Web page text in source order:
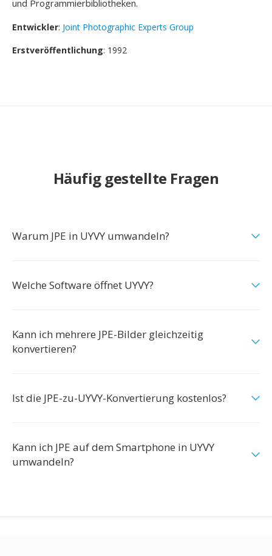
und Programmierbibliotheken.
Entwickler: Joint Photographic Experts Group
Erstveröffentlichung: 1992
Häufig gestellte Fragen
Warum JPE in UYVY umwandeln?
Welche Software öffnet UYVY?
Kann ich mehrere JPE-Bilder gleichzeitig
konvertieren?
Ist die JPE-zu-UYVY-Konvertierung kostenlos?
Kann ich JPE auf dem Smartphone in UYVY
umwandeln?